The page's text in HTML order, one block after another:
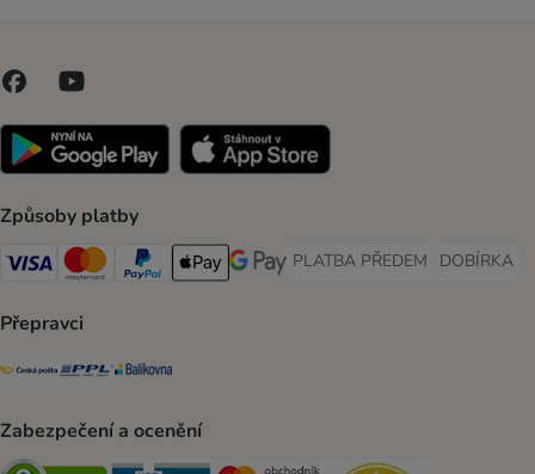
Způsoby platby
Visa Payment Method
Mastercard Payment Method
PayPal Payment Method
Apple pay Payment Method
GooglePay Payment Method
PLATBA PŘEDEM
PLATBA PŘEDEM Payment
DOBÍRKA
DOBÍRKA
Přepravci
Česká pošta Shipping Method
PPL Shipping Method
Zabezpečení a ocenění
Security Security Security